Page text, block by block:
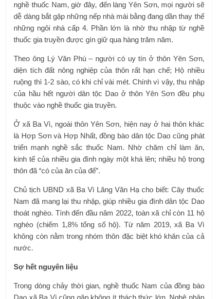
nghề thuốc Nam, giờ đây, đến làng Yên Sơn, mọi người sẽ
dễ dàng bắt gặp những nếp nhà mái bằng đang dần thay thế
những ngôi nhà cấp 4. Phần lớn là nhờ thu nhập từ nghề
thuốc gia truyền được gìn giữ qua hàng trăm năm.
Theo ông Lý Văn Phú – người có uy tín ở thôn Yên Sơn,
diện tích đất nông nghiệp của thôn rất hạn chế; Hộ nhiều
ruộng thì 1-2 sào, có khi chỉ vài mét. Chính vì vậy, thu nhập
của hầu hết người dân tộc Dao ở thôn Yên Sơn đều phụ
thuộc vào nghề thuốc gia truyền.
Ở xã Ba Vì, ngoài thôn Yên Sơn, hiện nay ở hai thôn khác
là Hợp Sơn và Hợp Nhất, đồng bào dân tộc Dao cũng phát
triển mạnh nghề sắc thuốc Nam. Nhờ chăm chỉ làm ăn,
kinh tế của nhiều gia đình ngày một khá lên; nhiều hộ trong
thôn đã “có của ăn của để”.
Chủ tịch UBND xã Ba Vì Lăng Văn Hạ cho biết: Cây thuốc
Nam đã mang lại thu nhập, giúp nhiều gia đình dân tộc Dao
thoát nghèo. Tính đến đầu năm 2022, toàn xã chỉ còn 11 hộ
nghèo (chiếm 1,8% tổng số hộ). Từ năm 2019, xã Ba Vì
không còn nằm trong nhóm thôn đặc biệt khó khăn của cả
nước.
Sợ hết nguyên liệu
Trong dòng chảy thời gian, nghề thuốc Nam của đồng bào
Dao xã Ba Vì cũng gặp không ít thách thức lớn. Nghệ nhân